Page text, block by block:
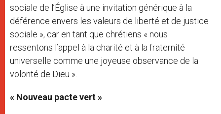
sociale de l’Église à une invitation générique à la
déférence envers les valeurs de liberté et de justice
sociale », car en tant que chrétiens « nous
ressentons l’appel à la charité et à la fraternité
universelle comme une joyeuse observance de la
volonté de Dieu ».
« Nouveau pacte vert »